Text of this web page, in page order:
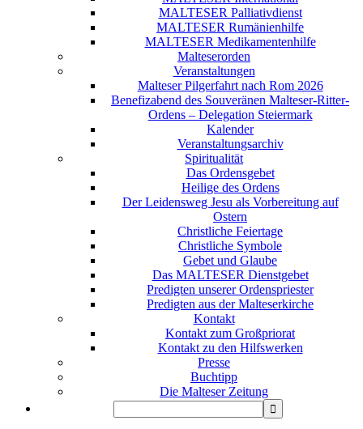
MALTESER Palliativdienst
MALTESER Rumänienhilfe
MALTESER Medikamentenhilfe
Malteserorden
Veranstaltungen
Malteser Pilgerfahrt nach Rom 2026
Benefizabend des Souveränen Malteser-Ritter-
Ordens – Delegation Steiermark
Kalender
Veranstaltungsarchiv
Spiritualität
Das Ordensgebet
Heilige des Ordens
Der Leidensweg Jesu als Vorbereitung auf
Ostern
Christliche Feiertage
Christliche Symbole
Gebet und Glaube
Das MALTESER Dienstgebet
Predigten unserer Ordenspriester
Predigten aus der Malteserkirche
Kontakt
Kontakt zum Großpriorat
Kontakt zu den Hilfswerken
Presse
Buchtipp
Die Malteser Zeitung